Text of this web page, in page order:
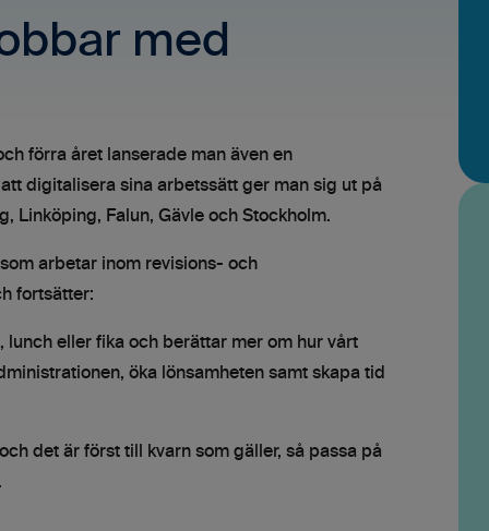
med
förra året lanserade man även en
digitalisera sina arbetssätt ger man sig ut på
Linköping, Falun, Gävle och Stockholm.
arbetar inom revisions- och
fortsätter:
eller fika och berättar mer om hur vårt
öka lönsamheten samt skapa tid
det är först till kvarn som gäller, så passa på